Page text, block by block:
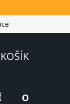
OUTDOOR